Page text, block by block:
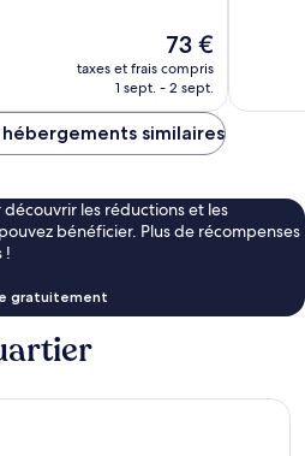
Le
nouveau
prix
de
73 €
taxes et frais compris
1 sept. - 2 sept.
similaires
les réductions et les
bénéficier. Plus de récompenses
!
gratuitement